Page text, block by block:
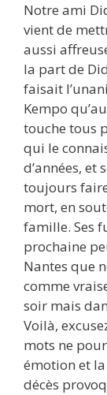
Notre ami
vient de
aussi
la part de
faisait
Kempo
touche tous
qui le
d’années, et
toujours
mort, en
famille. Ses
prochaine
Nantes que
comme
soir mais
Voilà,
mots ne
émotion et
décès